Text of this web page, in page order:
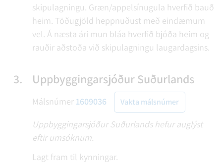
skipulagningu. Græn/appelsínugula hverfið bauð
heim. Töðugjöld heppnuðust með eindæmum
vel. Á næsta ári mun bláa hverfið bjóða heim og
rauðir aðstoða við skipulagningu laugardagsins.
3. Uppbyggingarsjóður Suðurlands
Málsnúmer 1609036 Vakta málsnúmer
Uppbyggingarsjóður Suðurlands hefur auglýst
eftir umsóknum.
Lagt fram til kynningar.